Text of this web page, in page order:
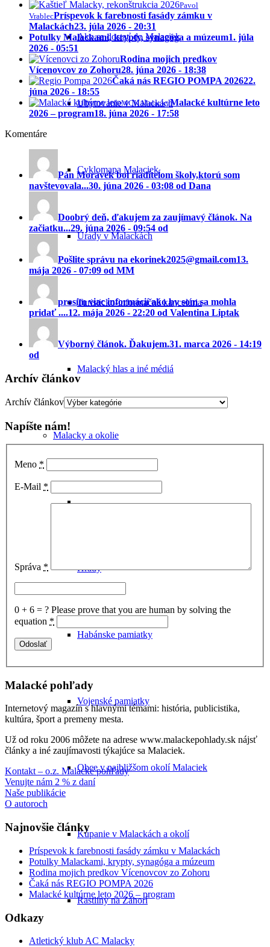
Ako sa dostať do Malaciek
Ubytovanie v Malackách
Cyklomapa Malaciek
Úrady v Malackách
Turisticko-informačná kancelária
Malacký hlas a iné médiá
Malacky a okolie
Hrady
Habánske pamiatky
Vojenské pamiatky
Obce v najbližšom okolí Malaciek
Kúpanie v Malackách a okolí
Rastliny na Záhorí
Pavol
VrablecPríspevok k farebnosti fasády zámku v
Malackách23. júla 2026 - 20:31
Potulky Malackami, krypty, synagóga a múzeum1. júla
2026 - 05:51
Rodina mojich predkov
Vícenovcov zo Zohoru28. júna 2026 - 18:38
Čaká nás REGIO POMPA 202622.
júna 2026 - 18:55
MCK MalackyMalacké kultúrne leto
2026 – program18. júna 2026 - 17:58
Komentáre
Pán Morávek bol riaditeĺom školy,ktorú som
navštevovala...30. júna 2026 - 03:08 od Dana
Doobrý deň, ďakujem za zaujímavý článok. Na
začiatku...29. júna 2026 - 09:54 od
Pošlite správu na ekorinek2025@gmail.com13.
mája 2026 - 07:09 od MM
prosím viac informácií ako by som sa mohla
pridať ....12. mája 2026 - 22:20 od Valentina Liptak
Výborný článok. Ďakujem.31. marca 2026 - 14:19
od
Archív článkov
Archív článkov
Napíšte nám!
Meno *
E-Mail *
Správa *
0 + 6 = ? Please prove that you are human by solving the
equation *
Malacké pohľady
Internetový magazín s hlavnými témami: história, publicistika,
kultúra, šport a premeny mesta.
Už od roku 2006 môžete na adrese www.malackepohlady.sk nájsť
články a iné zaujímavosti týkajúce sa Malaciek.
Kontakt – o.z. Malacké pohľady
Venujte nám 2 % z daní
Naše publikácie
O autoroch
Najnovšie články
Príspevok k farebnosti fasády zámku v Malackách
Potulky Malackami, krypty, synagóga a múzeum
Rodina mojich predkov Vícenovcov zo Zohoru
Čaká nás REGIO POMPA 2026
Malacké kultúrne leto 2026 – program
Odkazy
Atletický klub AC Malacky